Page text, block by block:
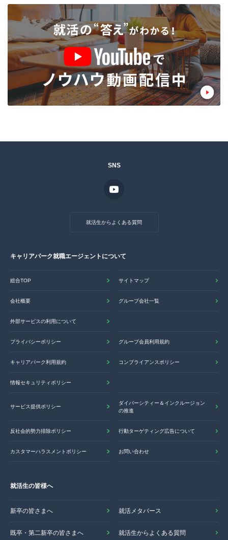
SNS
就活生からよくある質問
キャリアパーク就職エージェントについて
総合TOP サイトマップ
会社概要 グループ会社一覧
外部サービスの利用について
プライバシーポリシー グループ会員利用規約
キャリアパーク利用規約 コンプライアンスポリシー
情報セキュリティポリシー
サービス提供ポリシー
ダイバーシティー＆インクルージョン
の推進
反社会的勢力排除ポリシー 行動ターゲティング広告について
カスタマーハラスメントポリシー お問い合わせ
就活生の皆様へ
新卒の皆さまへ 就活メタバース
既卒・第二新卒の皆さまへ 就活生からよくある質問